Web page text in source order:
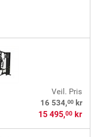
Veil. Pris
16 534,00kr
15 495,00kr